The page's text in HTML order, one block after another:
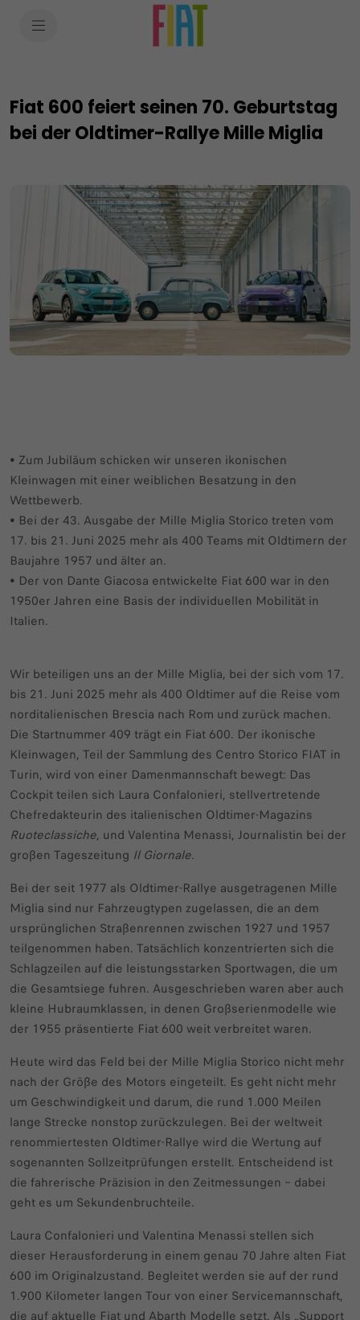
Fiat 600 feiert seinen 70. Geburtstag
bei der Oldtimer-Rallye Mille Miglia
• Zum Jubiläum schicken wir unseren ikonischen
Kleinwagen mit einer weiblichen Besatzung in den
Wettbewerb.
• Bei der 43. Ausgabe der Mille Miglia Storico treten vom
17. bis 21. Juni 2025 mehr als 400 Teams mit Oldtimern der
Baujahre 1957 und älter an.
• Der von Dante Giacosa entwickelte Fiat 600 war in den
1950er Jahren eine Basis der individuellen Mobilität in
Italien.
Wir beteiligen uns an der Mille Miglia, bei der sich vom 17.
bis 21. Juni 2025 mehr als 400 Oldtimer auf die Reise vom
norditalienischen Brescia nach Rom und zurück machen.
Die Startnummer 409 trägt ein Fiat 600. Der ikonische
Kleinwagen, Teil der Sammlung des Centro Storico FIAT in
Turin, wird von einer Damenmannschaft bewegt: Das
Cockpit teilen sich Laura Confalonieri, stellvertretende
Chefredakteurin des italienischen Oldtimer-Magazins
Ruoteclassiche, und Valentina Menassi, Journalistin bei der
großen Tageszeitung Il Giornale.
Bei der seit 1977 als Oldtimer-Rallye ausgetragenen Mille
Miglia sind nur Fahrzeugtypen zugelassen, die an dem
ursprünglichen Straßenrennen zwischen 1927 und 1957
teilgenommen haben. Tatsächlich konzentrierten sich die
Schlagzeilen auf die leistungsstarken Sportwagen, die um
die Gesamtsiege fuhren. Ausgeschrieben waren aber auch
kleine Hubraumklassen, in denen Großserienmodelle wie
der 1955 präsentierte Fiat 600 weit verbreitet waren.
Heute wird das Feld bei der Mille Miglia Storico nicht mehr
nach der Größe des Motors eingeteilt. Es geht nicht mehr
um Geschwindigkeit und darum, die rund 1.000 Meilen
lange Strecke nonstop zurückzulegen. Bei der weltweit
renommiertesten Oldtimer-Rallye wird die Wertung auf
sogenannten Sollzeitprüfungen erstellt. Entscheidend ist
die fahrerische Präzision in den Zeitmessungen – dabei
geht es um Sekundenbruchteile.
Laura Confalonieri und Valentina Menassi stellen sich
dieser Herausforderung in einem genau 70 Jahre alten Fiat
600 im Originalzustand. Begleitet werden sie auf der rund
1.900 Kilometer langen Tour von einer Servicemannschaft,
die auf aktuelle Fiat und Abarth Modelle setzt. Als „Support